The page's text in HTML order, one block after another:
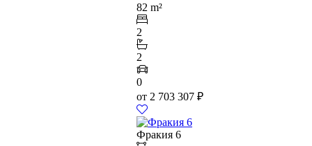
82 m²
2
2
0
от 2 703 307 ₽
Фракия 6